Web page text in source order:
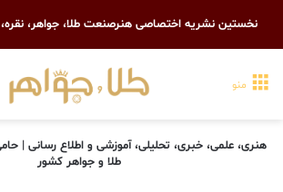
نخستین نشریه اختصاصی هنرصنعت طلا، جواهر،
منو
هنری، علمی، خبری، تحلیلی، آموزشی و اطلاع رسانی |
طلا و جواهر کشور